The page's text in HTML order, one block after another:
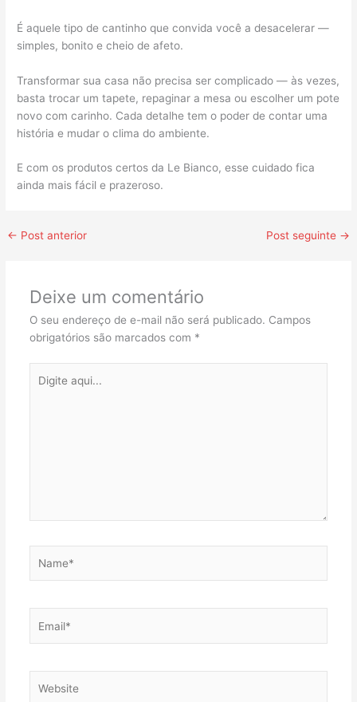
É aquele tipo de cantinho que convida você a desacelerar —
simples, bonito e cheio de afeto.
Transformar sua casa não precisa ser complicado — às vezes,
basta trocar um tapete, repaginar a mesa ou escolher um pote
novo com carinho. Cada detalhe tem o poder de contar uma
história e mudar o clima do ambiente.
E com os produtos certos da Le Bianco, esse cuidado fica
ainda mais fácil e prazeroso.
← Post anterior Post seguinte →
Deixe um comentário
O seu endereço de e-mail não será publicado. Campos
obrigatórios são marcados com *
aqui...